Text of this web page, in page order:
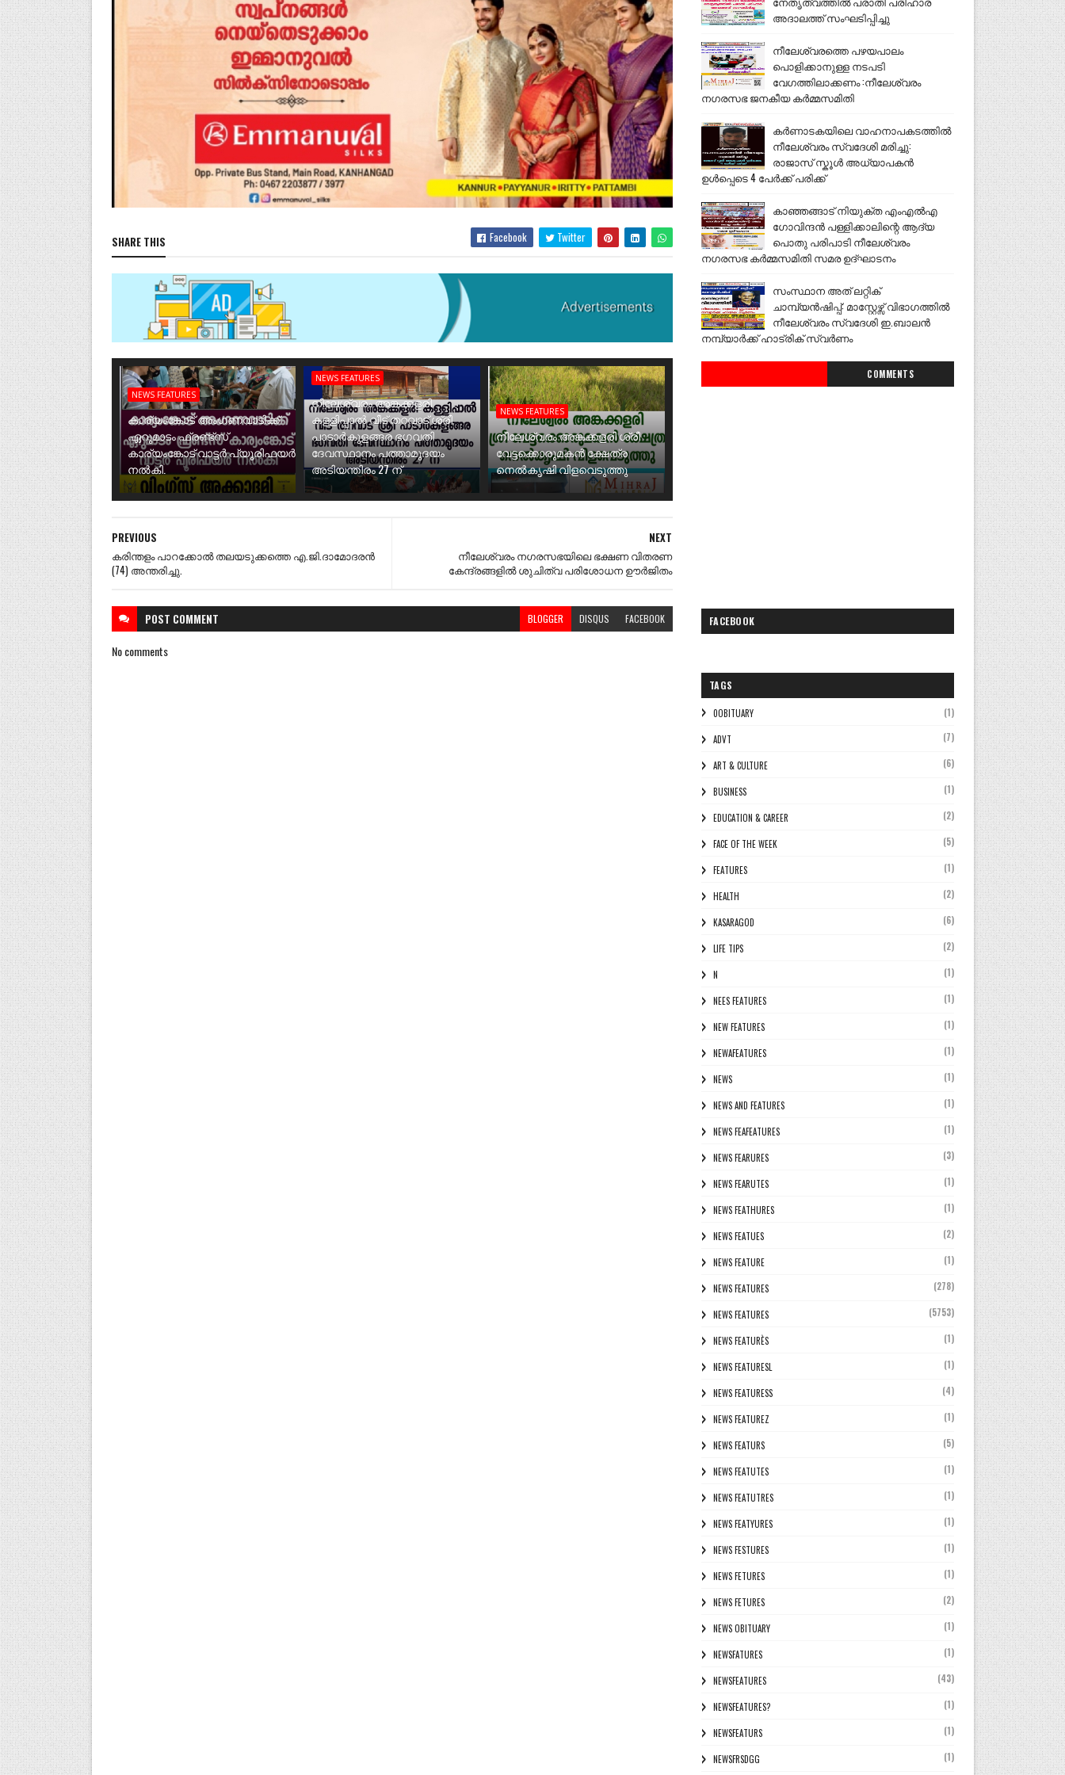
SHARE THIS Facebook Twitter
NEWS FEATURES
കാര്യംങ്കോട് അംഗണവാടിക്ക്
ഏറുമാടം ഫ്രണ്ട്സ്
കാര്യംങ്കോട് വാട്ടർ പ്യൂരിഫയർ
നൽകി.
NEWS FEATURES
നീലേശ്വരം അങ്കക്കളരി
കള്ളിപ്പാൽ വീട് തറവാട് ശ്രീ
പാടാർകുളങ്ങര ഭഗവതി
ദേവസ്ഥാനം പത്താമുദയം
അടിയന്തിരം 27 ന്
NEWS FEATURES
നീലേശ്വരം അങ്കക്കളരി ശ്രീ
വേട്ടക്കൊരുമകൻ ക്ഷേത്ര
നെൽകൃഷി വിളവെടുത്തു
NEXT
നീലേശ്വരം നഗരസഭയിലെ ഭക്ഷണ വിതരണ
കേന്ദ്രങ്ങളിൽ ശുചിത്വ പരിശോധന ഊർജിതം
PREVIOUS
കരിന്തളം പാറക്കോൽ തലയടുക്കത്തെ എ.ജി.ദാമോദരൻ
(74) അന്തരിച്ചു.
POST COMMENT BLOGGER DISQUS FACEBOOK
No comments
അദാലത്ത് സംഘടിപ്പിച്ചു
നീലേശ്വരത്തെ പഴയപാലം
പൊളിക്കാനുള്ള നടപടി
വേഗത്തിലാക്കണം :നീലേശ്വരം
നഗരസഭ ജനകീയ കർമ്മസമിതി
കർണാടകയിലെ വാഹനാപകടത്തിൽ
നീലേശ്വരം സ്വദേശി മരിച്ചു:
രാജാസ് സ്കൂൾ അധ്യാപകൻ
ഉൾപ്പെടെ 4 പേർക്ക് പരിക്ക്
കാഞ്ഞങ്ങാട് നിയുക്ത എംഎൽഎ
ഗോവിന്ദൻ പള്ളിക്കാലിന്റെ ആദ്യ
പൊതു പരിപാടി നീലേശ്വരം
നഗരസഭ കർമ്മസമിതി സമര ഉദ്ഘാടനം
സംസ്ഥാന അത് ലറ്റിക്
ചാമ്പ്യൻഷിപ്പ്: മാസ്റ്റേഴ്സ് വിഭാഗത്തിൽ
നീലേശ്വരം സ്വദേശി ഇ.ബാലൻ
നമ്പ്യാർക്ക് ഹാട്രിക് സ്വർണം
COMMENTS
FACEBOOK
TAGS
0OBITUARY (1)
ADVT (7)
ART & CULTURE (6)
BUSINESS (1)
EDUCATION & CAREER (2)
FACE OF THE WEEK (5)
FEATURES (1)
HEALTH (2)
KASARAGOD (6)
LIFE TIPS (2)
N (1)
NEES FEATURES (1)
NEW FEATURES (1)
NEWAFEATURES (1)
NEWS (1)
NEWS AND FEATURES (1)
NEWS FEAFEATURES (1)
NEWS FEARURES (3)
NEWS FEARUTES (1)
NEWS FEATHURES (1)
NEWS FEATUES (2)
NEWS FEATURE (1)
NEWS FEATURES (278)
NEWS FEATURES (5753)
NEWS FEATURÈS (1)
NEWS FEATURESL (1)
NEWS FEATURESS (4)
NEWS FEATUREZ (1)
NEWS FEATURS (5)
NEWS FEATUTES (1)
NEWS FEATUTRES (1)
NEWS FEATYURES (1)
NEWS FESTURES (1)
NEWS FETURES (1)
NEWS FETURES (2)
NEWS OBITUARY (1)
NEWSFATURES (1)
NEWSFEATURES (43)
NEWSFEATURES? (1)
NEWSFEATURS (1)
NEWSFRSDGG (1)